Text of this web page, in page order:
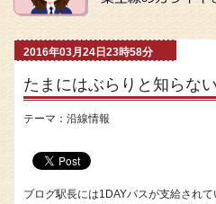
2016年03月24日23時58分
たまにはぶらりと知らない
テーマ： 沿線情報
ブログ駅長には1DAYパスが支給され